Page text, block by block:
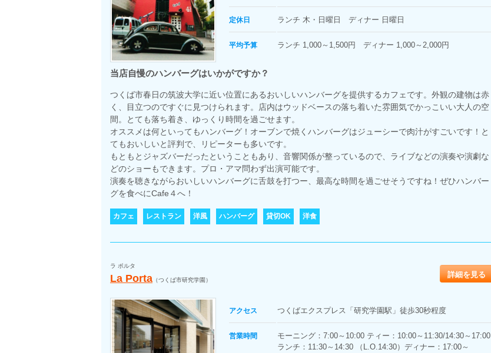
定休日 ランチ 木・日曜日 ディナー 日曜日
平均予算 ランチ 1,000～1,500円 ディナー 1,000～2,000円
当店自慢のハンバーグはいかがですか？
つくば市春日の筑波大学に近い位置にあるおいしいハンバーグを提供するカフェです。外観の建物は赤
く、目立つのですぐに見つけられます。店内はウッドベースの落ち着いた雰囲気でかっこいい大人の空
間。とても落ち着き、ゆっくり時間を過ごせます。
オススメは何といってもハンバーグ！オーブンで焼くハンバーグはジューシーで肉汁がすごいです！と
てもおいしいと評判で、リピーターも多いです。
もともとジャズバーだったということもあり、音響関係が整っているので、ライブなどの演奏や演劇な
どのショーもできます。プロ・アマ問わず出演可能です。
演奏を聴きながらおいしいハンバーグに舌鼓を打つー、最高な時間を過ごせそうですね！ぜひハンバー
グを食べにCafe４へ！
カフェ レストラン 洋風 ハンバーグ 貸切OK 洋食
ラ ポルタ
La Porta （つくば市研究学園）
詳細を見る
アクセス つくばエクスプレス「研究学園駅」徒歩30秒程度
営業時間
モーニング：7:00～10:00 ティー：10:00～11:30/14:30～17:00
ランチ：11:30～14:30 （L.O.14:30）ディナー：17:00～